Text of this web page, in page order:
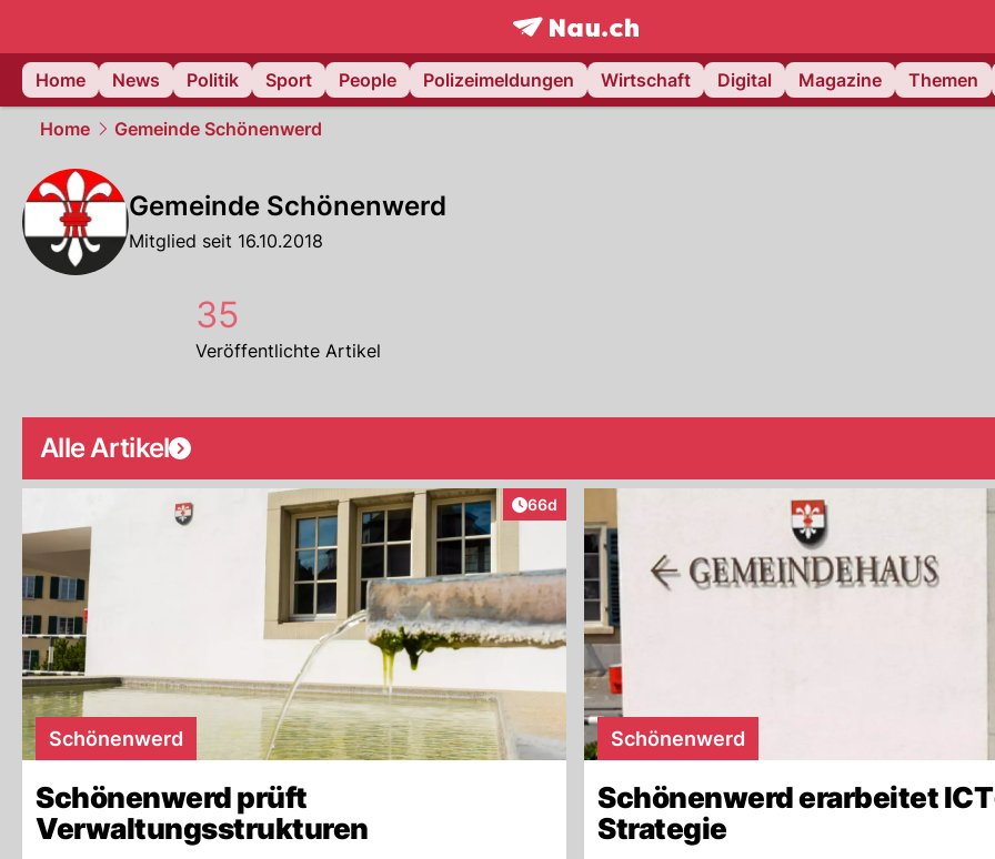
frontpage.NAU.ch
Home
News Politik Sport People Polizeimeldungen Wirtschaft Digital Magazine Themen
Home Gemeinde Schönenwerd
Gemeinde Schönenwerd
Mitglied seit 16.10.2018
35
Veröffentlichte Artikel
Alle Artikel
Artikel veröffentlicht:
66d
Schönenwerd
Schönenwerd prüft
Verwaltungsstrukturen
Schönenwerd
Schönenwerd erarbeitet
Strategie